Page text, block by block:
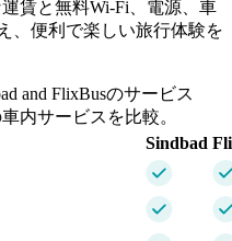
賃と無料Wi-Fi、電源、車
、便利で楽しい旅行体験を
and FlixBusのサービス
内サービスを比較。
Sindbad